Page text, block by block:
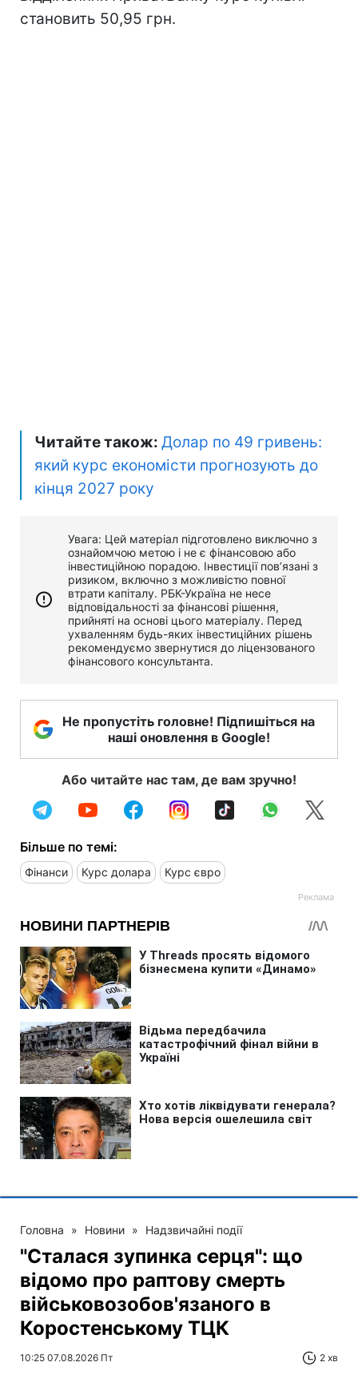
становить 50,95 грн.
Читайте також: Долар по 49 гривень:
який курс економісти прогнозують до
кінця 2027 року
Увага: Цей матеріал підготовлено виключно з
ознайомчою метою і не є фінансовою або
інвестиційною порадою. Інвестиції пов’язані з
ризиком, включно з можливістю повної
втрати капіталу. РБК-Україна не несе
відповідальності за фінансові рішення,
прийняті на основі цього матеріалу. Перед
ухваленням будь-яких інвестиційних рішень
рекомендуємо звернутися до ліцензованого
фінансового консультанта.
Не пропустіть головне! Підпишіться на
наші оновлення в Google!
Або читайте нас там, де вам зручно!
Більше по темі:
Фінанси Курс долара Курс євро
Головна » Новини » Надзвичайні події
"Сталася зупинка серця": що
відомо про раптову смерть
військовозобов'язаного в
Коростенському ТЦК
10:25 07.08.2026 Пт 2 хв